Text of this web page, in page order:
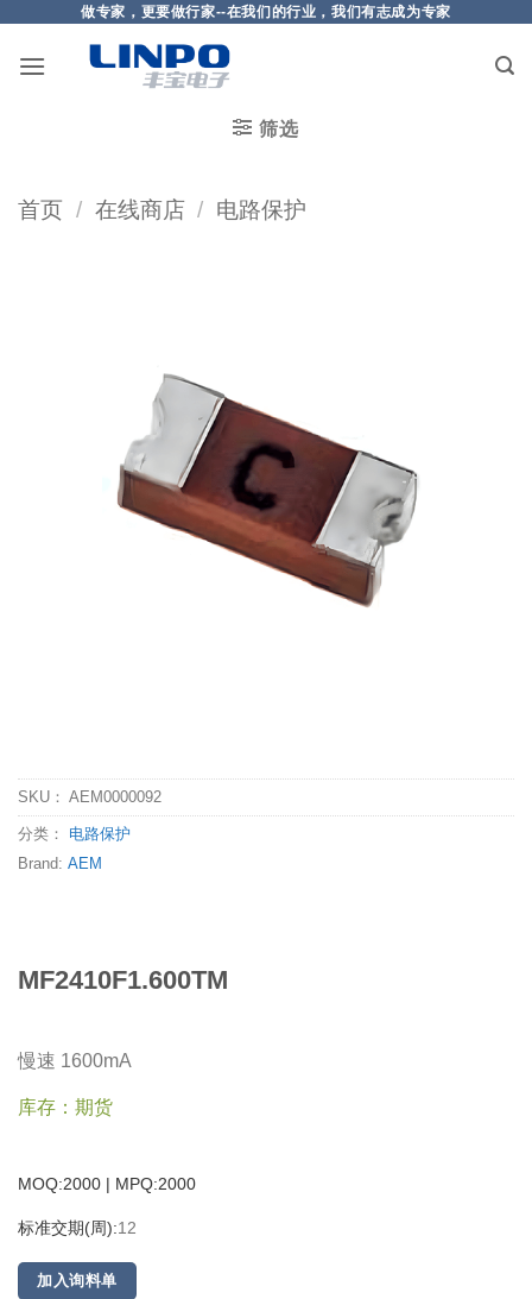
做专家，更要做行家--在我们的行业，我们有志成为专家
筛选
首页 / 在线商店 / 电路保护
SKU： AEM0000092
分类： 电路保护
Brand: AEM
MF2410F1.600TM
慢速 1600mA
库存：期货
MOQ:2000 | MPQ:2000
标准交期(周):12
加入询料单